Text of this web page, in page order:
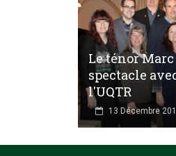
Le ténor
spectacle
l'UQTR
13 Décembre